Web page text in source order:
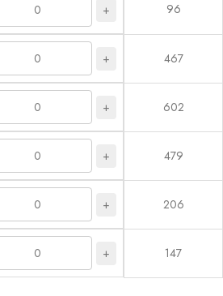
+ 96
+ 467
+ 602
+ 479
+ 206
+ 147